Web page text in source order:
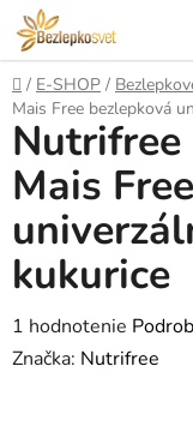
Prejsť
na
obsah
Domov
/ E-SHOP /
Mais Free bezlepková
Mais
kukurice
Priemerné
hodnotenie
1 hodnotenie
Značka: Nutrifree